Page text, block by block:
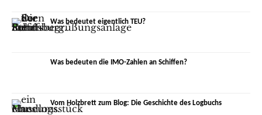
Was bedeutet eigentlich TEU?
Was bedeuten die IMO-Zahlen an Schiffen?
Vom Holzbrett zum Blog: Die Geschichte des Logbuchs